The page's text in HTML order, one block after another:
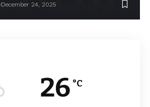
December 24, 2025
26 °C